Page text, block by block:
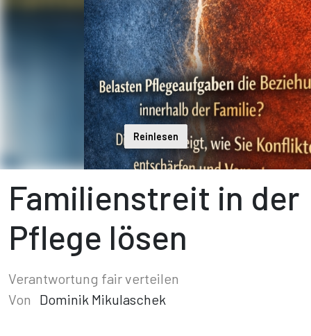
Reinlesen
Familienstreit in der
Pflege lösen
Verantwortung fair verteilen
Von
Dominik Mikulaschek